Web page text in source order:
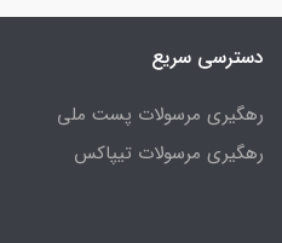
دسترسی سریع
رهگیری مرسولات پست ملی
رهگیری مرسولات تیپاکس